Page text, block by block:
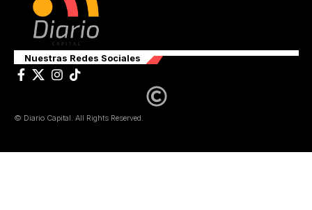
Nuestras Redes Sociales
© Diario Capital. All Rights Reserved.